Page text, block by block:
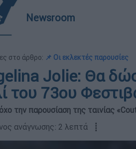
Newsroom
στο άρθρο: 📌 Οι εκλεκτές παρουσίες
Jolie: Θα
του 73ου
την παρουσίαση της ταινίας
ανάγνωσης: 2 λεπτά ┋